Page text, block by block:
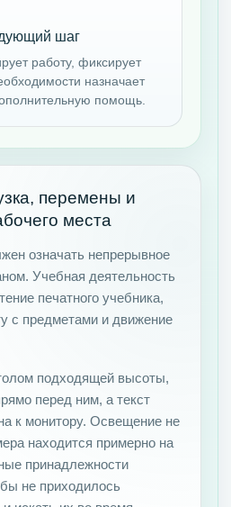
шаг
работу, фиксирует
назначает
помощь.
перемены и
места
означать непрерывное
Учебная деятельность
печатного учебника,
с предметами и движение
подходящей высоты,
перед ним, а текст
к монитору. Освещение не
находится примерно на
принадлежности
не приходилось